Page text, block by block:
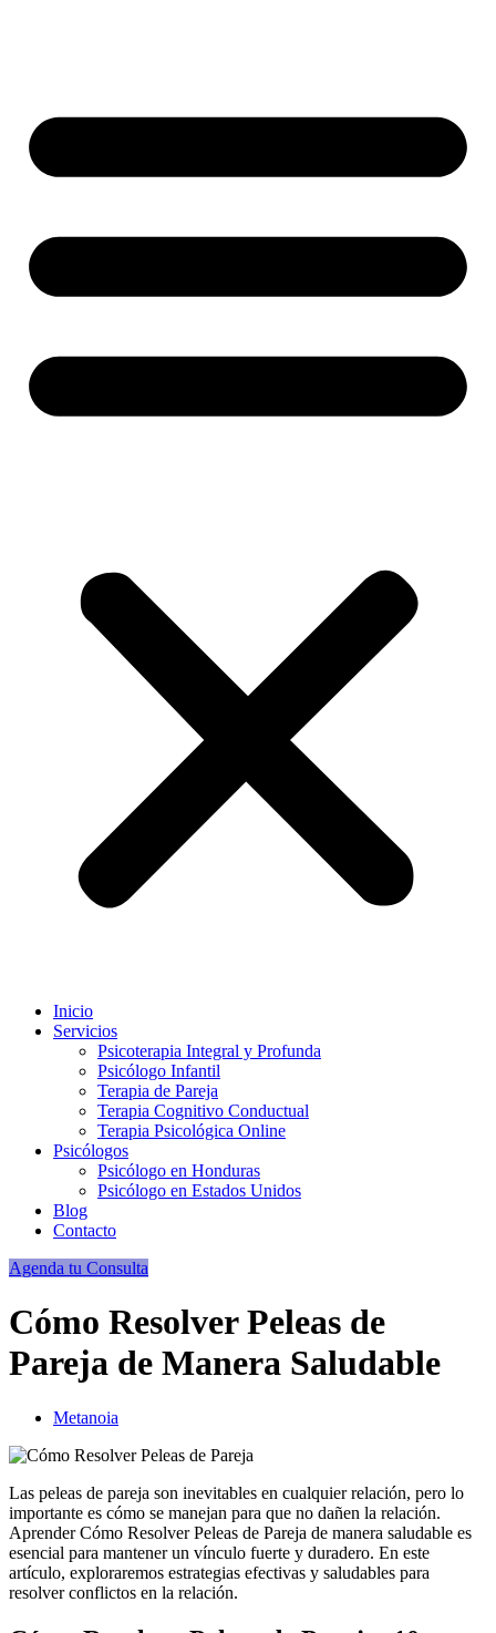
Inicio
Servicios
Psicoterapia Integral y Profunda
Psicólogo Infantil
Terapia de Pareja
Terapia Cognitivo Conductual
Terapia Psicológica Online
Psicólogos
Psicólogo en Honduras
Psicólogo en Estados Unidos
Blog
Contacto
Agenda tu Consulta
Cómo Resolver Peleas de
Pareja de Manera Saludable
Metanoia
Las peleas de pareja son inevitables en cualquier relación, pero lo
importante es cómo se manejan para que no dañen la relación.
Aprender Cómo Resolver Peleas de Pareja de manera saludable es
esencial para mantener un vínculo fuerte y duradero. En este
artículo, exploraremos estrategias efectivas y saludables para
resolver conflictos en la relación.